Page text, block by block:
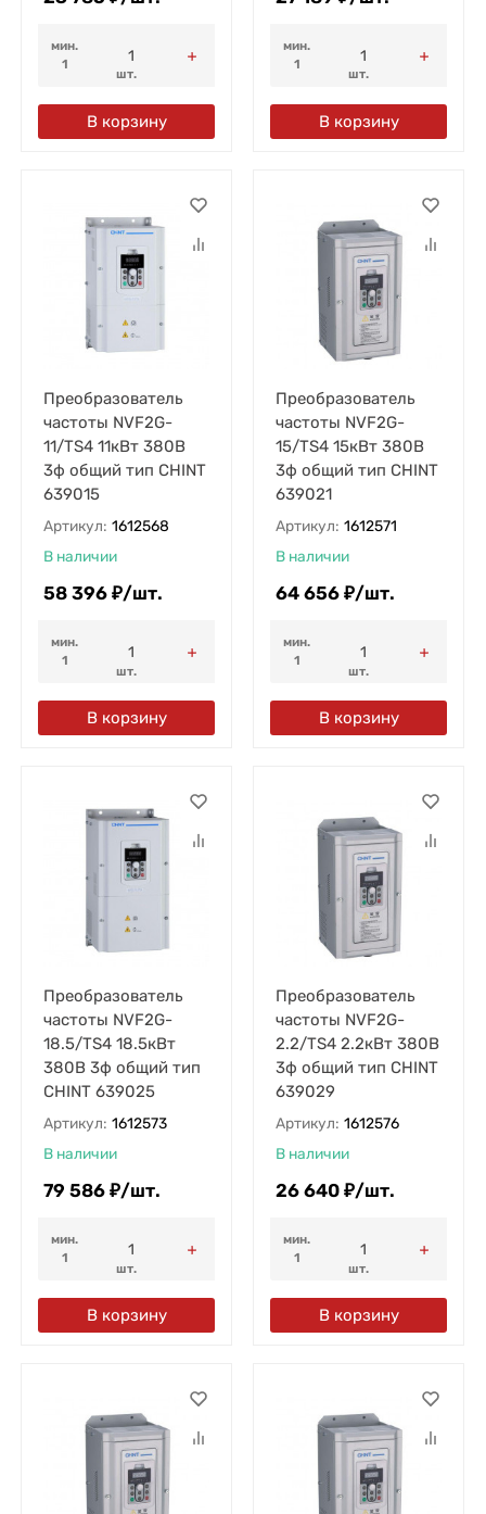
мин.
1
шт.
В корзину
мин.
1
шт.
В корзину
Преобразователь
частоты NVF2G-
11/TS4 11кВт 380В
3ф общий тип CHINT
639015
Артикул: 1612568
В наличии
58 396 ₽/шт.
мин.
1
шт.
В корзину
Преобразователь
частоты NVF2G-
15/TS4 15кВт 380В
3ф общий тип CHINT
639021
Артикул: 1612571
В наличии
64 656 ₽/шт.
мин.
1
шт.
В корзину
Преобразователь
частоты NVF2G-
18.5/TS4 18.5кВт
380В 3ф общий тип
CHINT 639025
Артикул: 1612573
В наличии
79 586 ₽/шт.
мин.
1
шт.
В корзину
Преобразователь
частоты NVF2G-
2.2/TS4 2.2кВт 380В
3ф общий тип CHINT
639029
Артикул: 1612576
В наличии
26 640 ₽/шт.
мин.
1
шт.
В корзину